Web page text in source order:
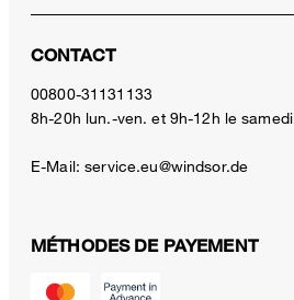
CONTACT
00800-31131133
8h-20h lun.-ven. et 9h-12h le samedi
E-Mail:service.eu@windsor.de
MÉTHODES DE PAYEMENT